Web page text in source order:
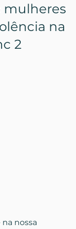
mulheres
na
2
nossa